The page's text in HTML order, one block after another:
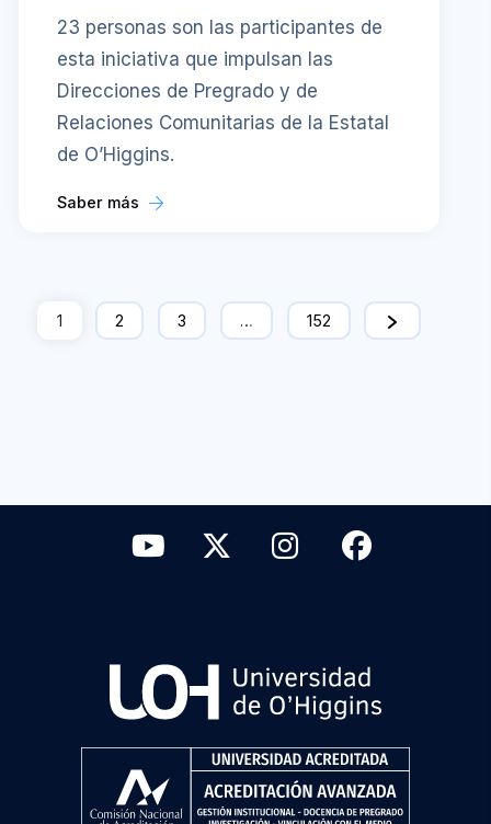
23 personas son las participantes de
esta iniciativa que impulsan las
Direcciones de Pregrado y de
Relaciones Comunitarias de la Estatal
de O’Higgins.
Saber más
1 2 3 … 152